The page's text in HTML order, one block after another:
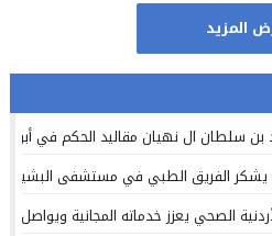
المزيد
بن سلطان ال نهيان مقاليد الحكم في أبو
يشكر الفريق الطبي في مستشفى البشير
الصحي يعزز خدماته المجانية ويواصل